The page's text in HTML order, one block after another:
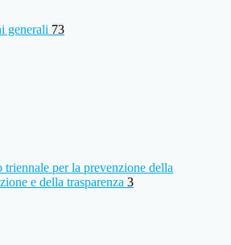
generali 73
triennale per la prevenzione della
e della trasparenza 3